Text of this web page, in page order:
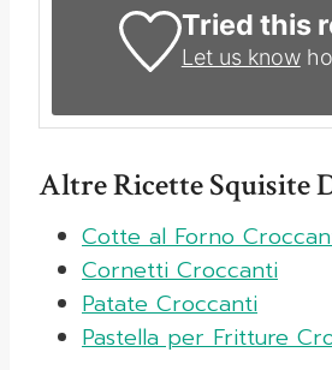
Tried this
Let us know
Altre Ricette Squisite
Cotte al Forno
Cornetti Croccanti
Patate Croccanti
Pastella per Fritture